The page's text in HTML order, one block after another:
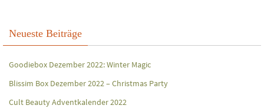
Neueste Beiträge
Goodiebox Dezember 2022: Winter Magic
Blissim Box Dezember 2022 – Christmas Party
Cult Beauty Adventkalender 2022